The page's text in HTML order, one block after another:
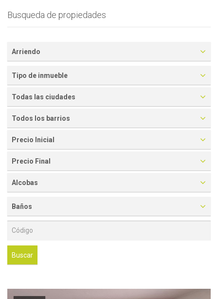
Busqueda de propiedades
Arriendo
Tipo de inmueble
Todas las ciudades
Todos los barrios
Precio Inicial
Precio Final
Alcobas
Baños
Buscar